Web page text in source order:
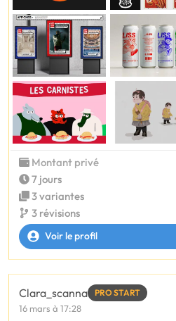
Montant privé
7 jours
3 variantes
3 révisions
Voir le profil
Clara_scanna PRO START
16 mars à 17:28